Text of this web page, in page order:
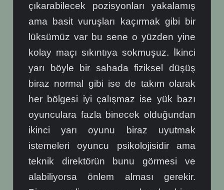
çıkarabilecek pozisyonları yakalamış
ama basit vuruşları kaçırmak gibi bir
lüksümüz var bu sene o yüzden yine
kolay maçı sıkıntıya sokmuşuz. İkinci
yarı böyle bir sahada fiziksel düşüş
biraz normal gibi ise de takım olarak
her bölgesi iyi çalışmaz ise yük bazı
oyunculara fazla binecek olduğundan
ikinci yarı oyunu biraz uyutmak
istemeleri oyuncu psikolojisidir ama
teknik direktörün bunu görmesi ve
alabiliyorsa önlem alması gerekir.